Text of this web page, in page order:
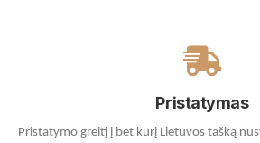
Pristatymas
Pristatymo greitį į bet kurį Lietuvos tašką